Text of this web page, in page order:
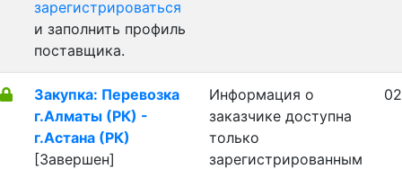
зарегистрироваться
и заполнить профиль
поставщика.
Закупка: Перевозка
г.Алматы (РК) -
г.Астана (РК)
[Завершен]
Информация о
заказчике доступна
только
зарегистрированным